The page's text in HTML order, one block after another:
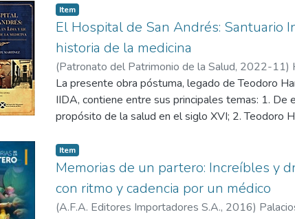
modernización de la medicina peruana; Perú y
siglos por la historia de la salud; Guillermo
peruana; alienismo y psiquiatría en el Perú
través de las epidemias; La patología clínica y
contribución al desarrollo de la medicina peruana;
de la atención prima de salud en el mundo; el
contribución en el desarrollo de la orden médica
años; el Colegio Médico del Perú y sus
la Independencia del Perú; la genética y sus
medicina peruana; la informática biomédica y su
¿Qué es ser médico en el Perú de hoy,
Historia del Covid-19 en el Perú.
Item
El Hospital de San Andrés: Santuario
historia de la medicina
(Patronato del Patrimonio de la Salud, 2022-11)
La presente obra póstuma, legado de Teodoro
IIDA, contiene entre sus principales temas: 1. De
propósito de la salud en el siglo XVI; 2. Teodoro
3. Antiguos hospitales y el concepto de salud en
de los incas (Estudio histórico-arqueológico del
Pasado, presente y futuro del Hospital de San
en Lima; 7. El Tribunal del Protomedicato; 8.
histórico Hospital de San Andrés; 8. El patriota
Item
Memorias de un partero: Increíbles y
con ritmo y cadencia por un médico
(A.F.A. Editores Importadores S.A., 2016)